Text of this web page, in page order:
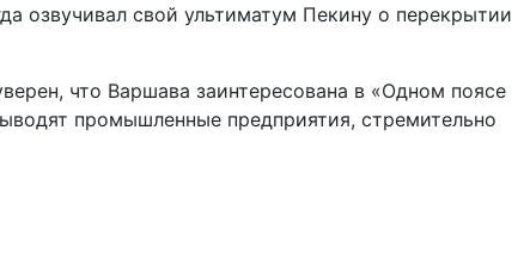
озвучивал свой ультиматум Пекину о перекрытии
что Варшава заинтересована в «Одном поясе
промышленные предприятия, стремительно